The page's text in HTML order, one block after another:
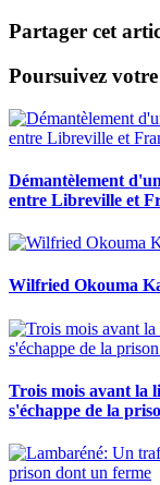
Partager cet
Poursuivez
Démantèlement
entre Libreville et
Wilfried Okouma
Trois mois avant la
s'échappe de la